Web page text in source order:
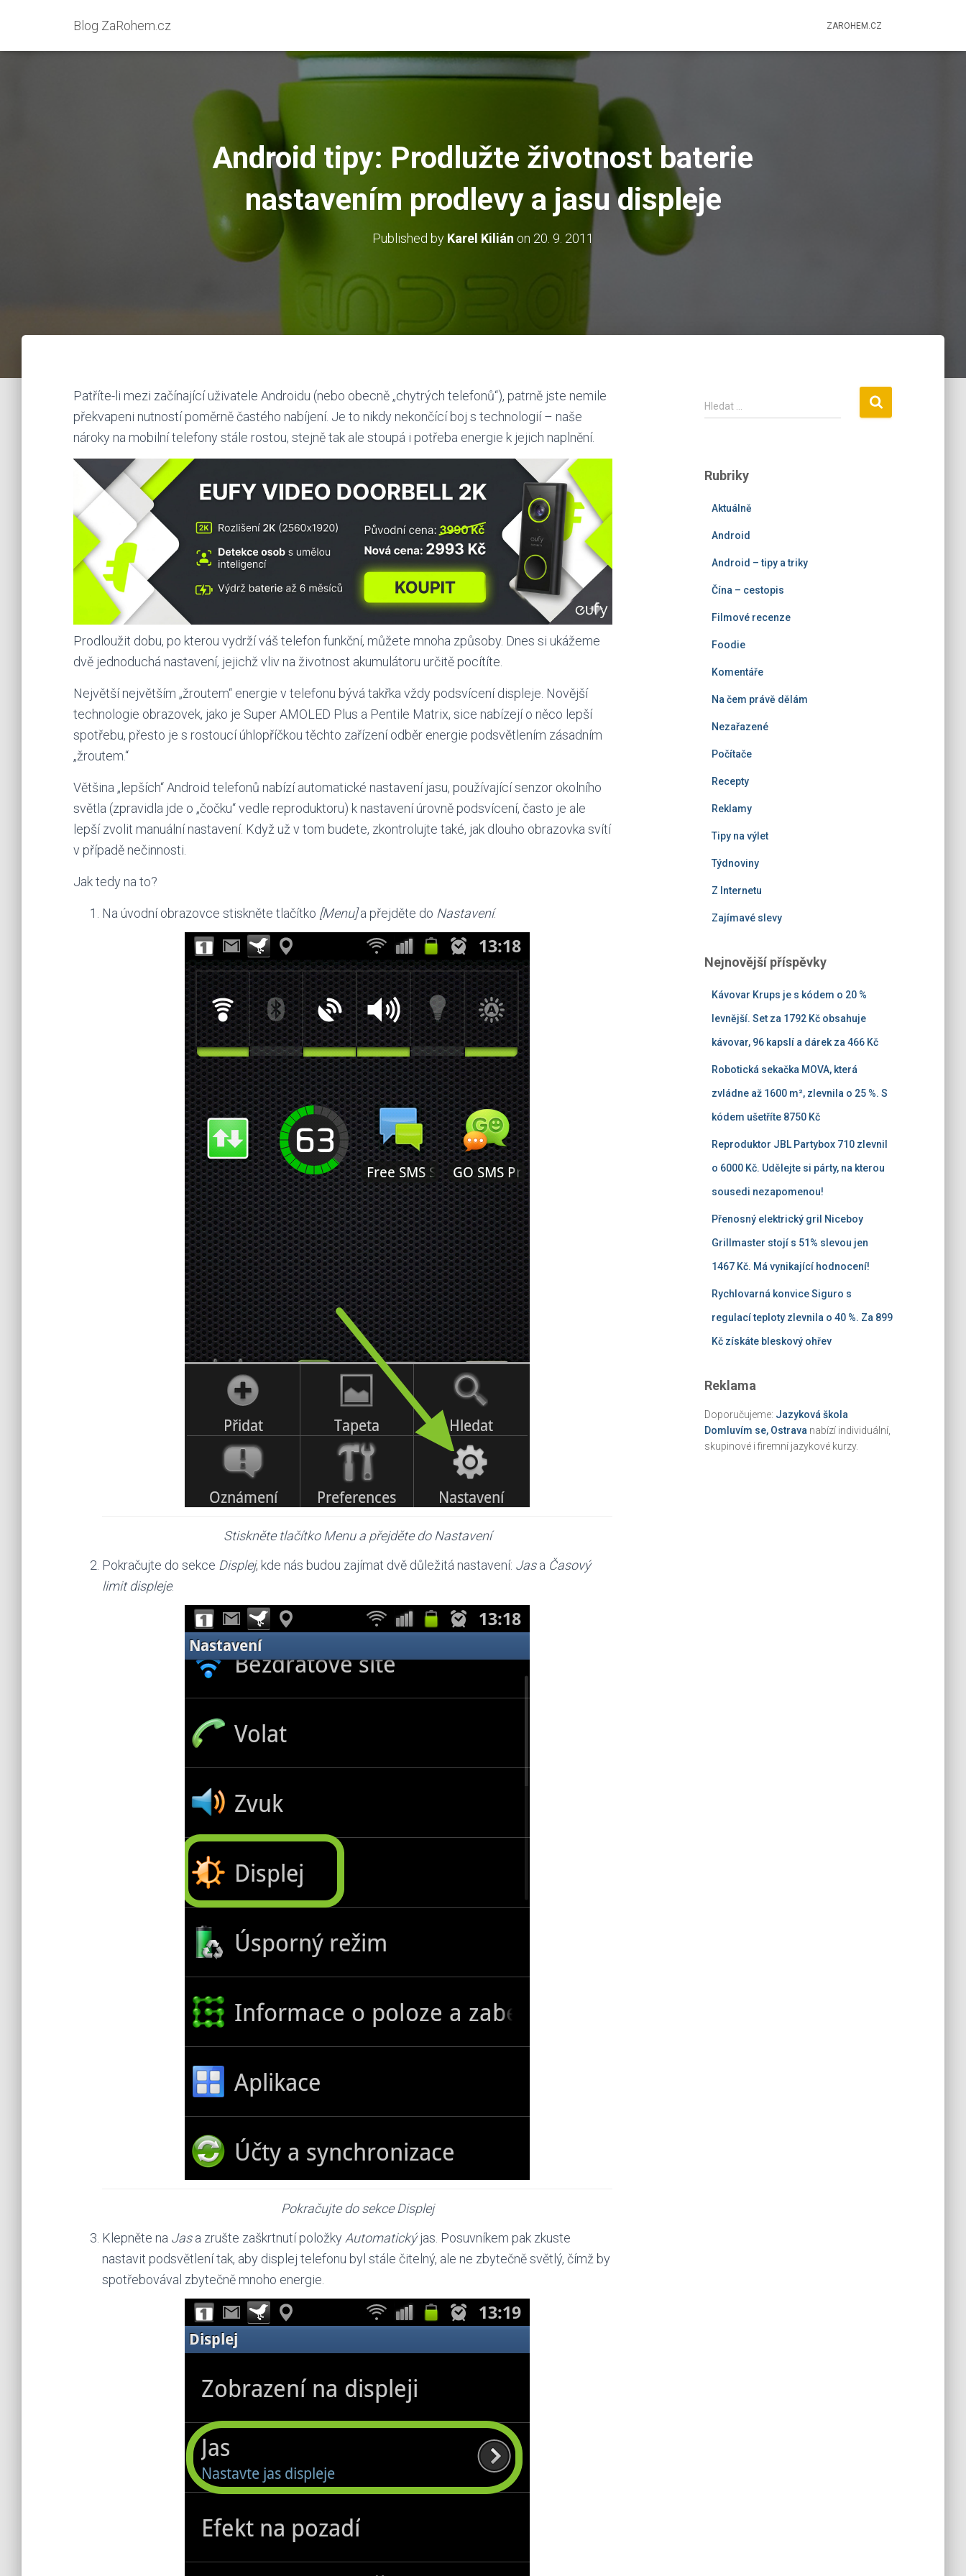
Blog ZaRohem.cz ZAROHEM.CZ
Android tipy: Prodlužte životnost baterie
nastavením prodlevy a jasu displeje
Published by Karel Kilián on 20. 9. 2011
Patříte-li mezi začínající uživatele Androidu (nebo obecně „chytrých telefonů“), patrně jste nemile
překvapeni nutností poměrně častého nabíjení. Je to nikdy nekončící boj s technologií – naše
nároky na mobilní telefony stále rostou, stejně tak ale stoupá i potřeba energie k jejich naplnění.
Prodloužit dobu, po kterou vydrží váš telefon funkční, můžete mnoha způsoby. Dnes si ukážeme
dvě jednoduchá nastavení, jejichž vliv na životnost akumulátoru určitě pocítíte.
Největší největším „žroutem“ energie v telefonu bývá takřka vždy podsvícení displeje. Novější
technologie obrazovek, jako je Super AMOLED Plus a Pentile Matrix, sice nabízejí o něco lepší
spotřebu, přesto je s rostoucí úhlopříčkou těchto zařízení odběr energie podsvětlením zásadním
„žroutem.“
Většina „lepších“ Android telefonů nabízí automatické nastavení jasu, používající senzor okolního
světla (zpravidla jde o „čočku“ vedle reproduktoru) k nastavení úrovně podsvícení, často je ale
lepší zvolit manuální nastavení. Když už v tom budete, zkontrolujte také, jak dlouho obrazovka svítí
v případě nečinnosti.
Jak tedy na to?
Na úvodní obrazovce stiskněte tlačítko [Menu]a přejděte do Nastavení.
Stiskněte tlačítko Menu a přejděte do Nastavení
Pokračujte do sekce Displej, kde nás budou zajímat dvě důležitá nastavení: Jasa Časový
limit displeje.
Pokračujte do sekce Displej
Klepněte na Jasa zrušte zaškrtnutí položky Automatickýjas. Posuvníkem pak zkuste
nastavit podsvětlení tak, aby displej telefonu byl stále čitelný, ale ne zbytečně světlý, čímž by
spotřebovával zbytečně mnoho energie.
V
y
d
Hledat …
Rubriky
Aktuálně
Android
Android – tipy a triky
Čína – cestopis
Filmové recenze
Foodie
Komentáře
Na čem právě dělám
Nezařazené
Počítače
Recepty
Reklamy
Tipy na výlet
Týdnoviny
Z Internetu
Zajímavé slevy
Nejnovější příspěvky
Kávovar Krups je s kódem o 20 %
levnější. Set za 1792 Kč obsahuje
kávovar, 96 kapslí a dárek za 466 Kč
Robotická sekačka MOVA, která
zvládne až 1600 m², zlevnila o 25 %. S
kódem ušetříte 8750 Kč
Reproduktor JBL Partybox 710 zlevnil
o 6000 Kč. Udělejte si párty, na kterou
sousedi nezapomenou!
Přenosný elektrický gril Niceboy
Grillmaster stojí s 51% slevou jen
1467 Kč. Má vynikající hodnocení!
Rychlovarná konvice Siguro s
regulací teploty zlevnila o 40 %. Za 899
Kč získáte bleskový ohřev
Reklama
Doporučujeme: Jazyková škola
Domluvím se, Ostrava nabízí individuální,
skupinové i firemní jazykové kurzy.